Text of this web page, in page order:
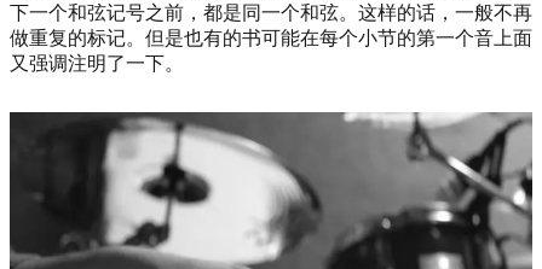
下一个和弦记号之前，都是同一个和弦。这样的话，一般不再
做重复的标记。但是也有的书可能在每个小节的第一个音上面
又强调注明了一下。